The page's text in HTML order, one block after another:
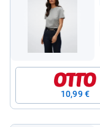
10,99 €